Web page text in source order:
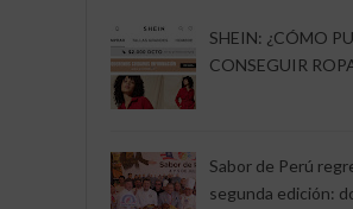
SHEIN: ¿CÓMO
CONSEGUIR
Sabor de Perú
segunda edición: